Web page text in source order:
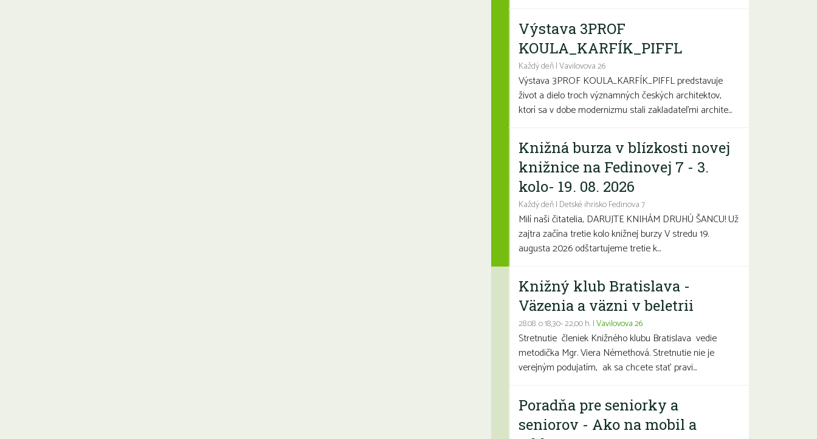
Výstava 3PROF
KOULA_KARFÍK_PIFFL
Každý deň | Vavilovova 26
Výstava 3PROF KOULA_KARFÍK_PIFFL predstavuje
život a dielo troch významných českých architektov,
ktorí sa v dobe modernizmu stali zakladateľmi archite...
Knižná burza v blízkosti novej
knižnice na Fedinovej 7 - 3.
kolo- 19. 08. 2026
Každý deň | Detské ihrisko Fedinova 7
Milí naši čitatelia, DARUJTE KNIHÁM DRUHÚ ŠANCU! Už
zajtra začína tretie kolo knižnej burzy V stredu 19.
augusta 2026 odštartujeme tretie k...
Knižný klub Bratislava -
Väzenia a väzni v beletrii
28.08. o 18,30- 22,00 h. |Vavilovova 26
Stretnutie členiek Knižného klubu Bratislava vedie
metodička Mgr. Viera Némethová. Stretnutie nie je
verejným podujatím, ak sa chcete stať pravi...
Poradňa pre seniorky a
seniorov - Ako na mobil a